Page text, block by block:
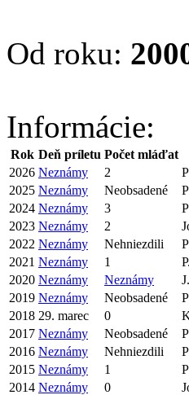
Od roku:
Informácie:
Rok Deň príletu Počet mláďat
2026 Neznámy 2
2025 Neznámy Neobsadené
2024 Neznámy 3
2023 Neznámy 2
2022 Neznámy Nehniezdili
2021 Neznámy 1
2020 Neznámy Neznámy
2019 Neznámy Neobsadené
2018 29. marec 0
2017 Neznámy Neobsadené
2016 Neznámy Nehniezdili
2015 Neznámy 1
2014 Neznámy 0